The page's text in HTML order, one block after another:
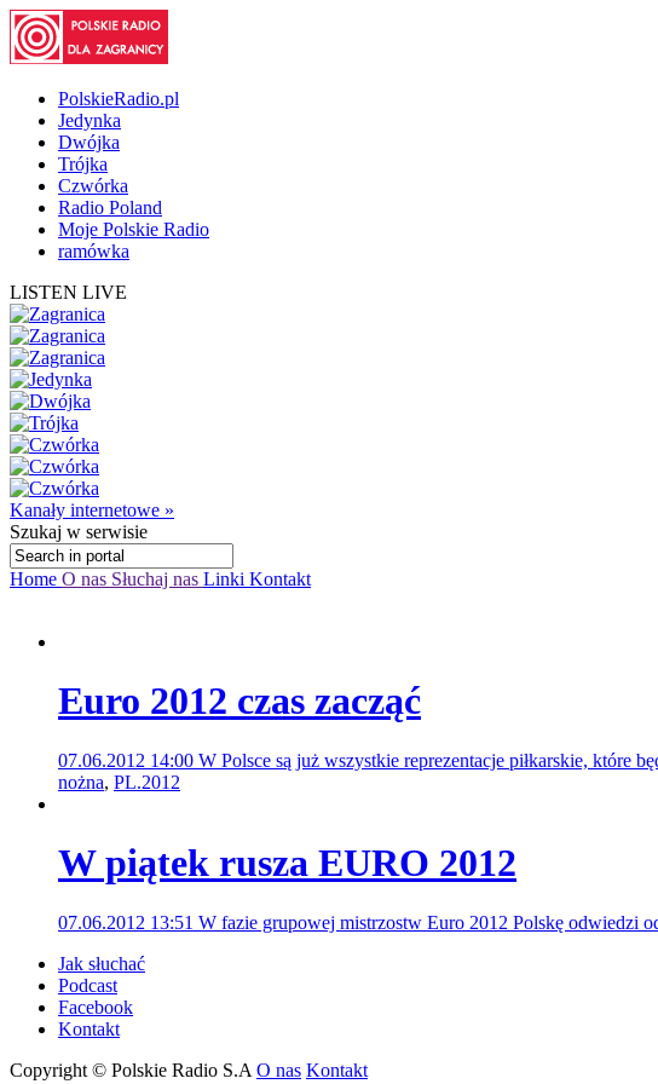
PolskieRadio.pl
Jedynka
Dwójka
Trójka
Czwórka
Radio Poland
Moje Polskie Radio
ramówka
LISTEN LIVE
Kanały internetowe »
Szukaj w serwisie
Home O nas Słuchaj nas Linki Kontakt
Euro 2012 czas zacząć
07.06.2012 14:00 W Polsce są już wszystkie reprezentacje piłkarskie, które
nożna, PL.2012
W piątek rusza EURO 2012
07.06.2012 13:51 W fazie grupowej mistrzostw Euro 2012 Polskę odwiedzi
Jak słuchać
Podcast
Facebook
Kontakt
Copyright © Polskie Radio S.A O nas Kontakt